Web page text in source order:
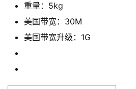
重量： 5kg
美国带宽： 30M
美国带宽升级： 1G